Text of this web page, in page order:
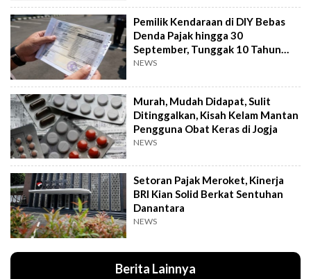
Pemilik Kendaraan di DIY Bebas
Denda Pajak hingga 30
September, Tunggak 10 Tahun
Cukup Bayar 5 Tahun
NEWS
Murah, Mudah Didapat, Sulit
Ditinggalkan, Kisah Kelam Mantan
Pengguna Obat Keras di Jogja
NEWS
Setoran Pajak Meroket, Kinerja
BRI Kian Solid Berkat Sentuhan
Danantara
NEWS
Berita Lainnya